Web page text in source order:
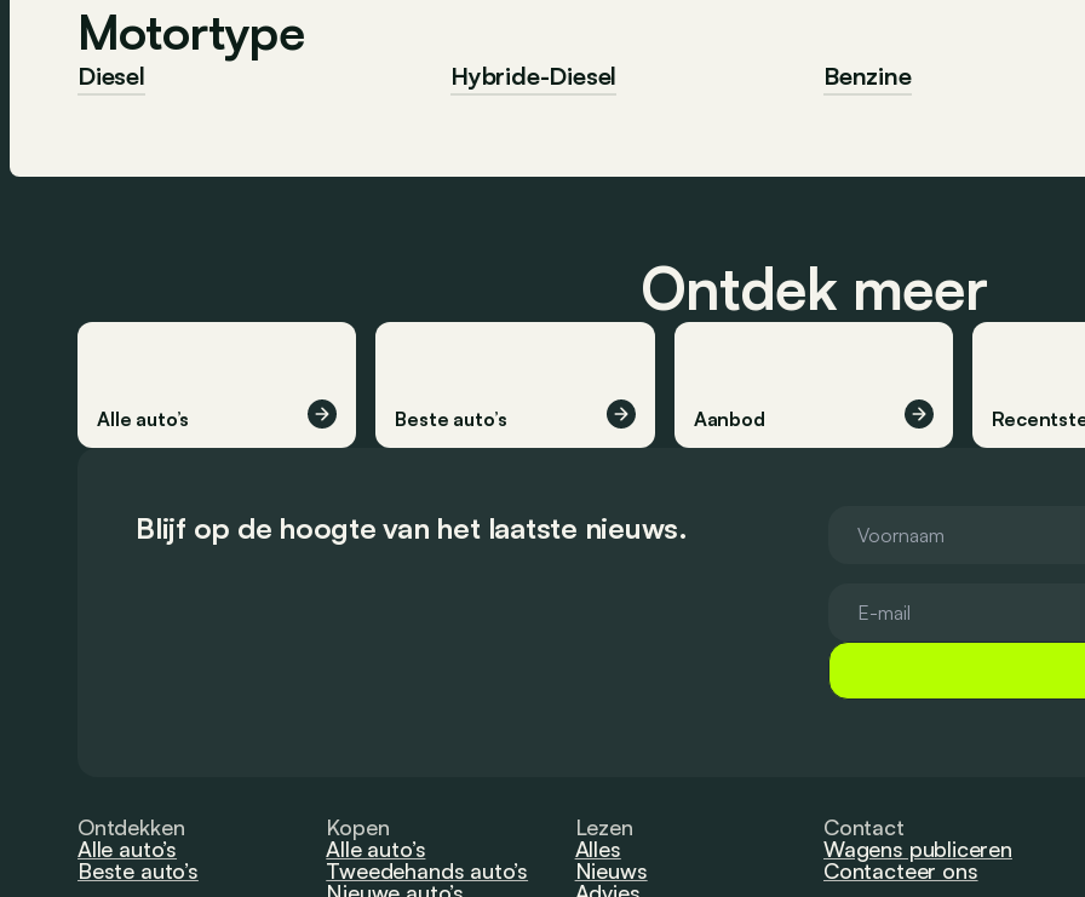
Motortype
Diesel Hybride-Diesel Benzine
Ontdek meer
Alle auto’s Beste auto’s Aanbod
Blijf op de hoogte van het laatste nieuws.
Ontdekken
Alle auto’s
Beste auto’s
Kopen
Alle auto’s
Tweedehands auto’s
Lezen
Alles
Nieuws
Contact
Wagens publiceren
Contacteer ons